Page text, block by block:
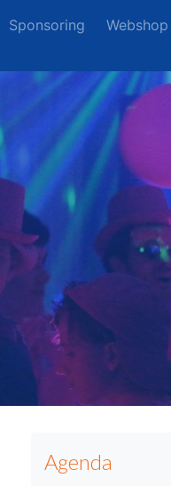
Sponsoring Webshop
Agenda